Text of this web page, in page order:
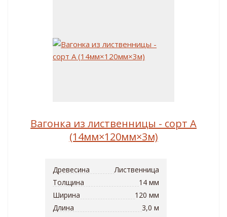
Вагонка из лиственницы - сорт A
(14мм×120мм×3м)
Древесина
Лиственница
Толщина
14 мм
Ширина
120 мм
Длина
3,0 м